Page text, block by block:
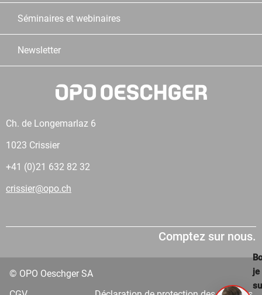
Séminaires et webinaires
Newsletter
Ch. de Longemarlaz 6
1023 Crissier
+41 (0)21 632 82 32
crissier@opo.ch
Comptez sur nous.
© OPO Oeschger SA
je